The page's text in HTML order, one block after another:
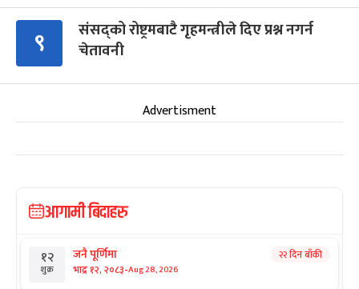
९
संसद्को रोष्ट्रमबाटै गृहमन्त्रीले दिए प्रश्न नगर्न
चेतावनी
Advertisment
आगामी बिदाहरु
१२
शुक्र
जनै पूर्णिमा
भाद्र १२, २०८३-Aug 28, 2026
२२ दिन बाँकी